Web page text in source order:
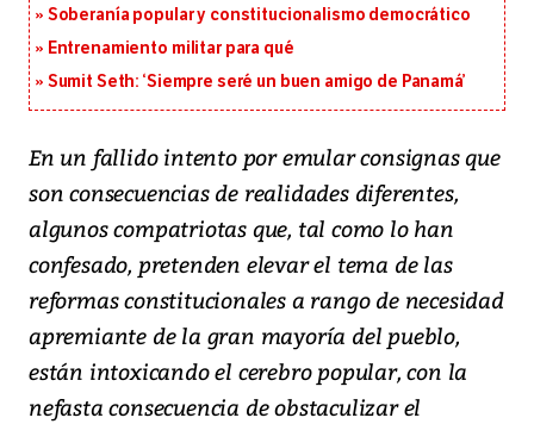
Soberanía popular y constitucionalismo democrático
Entrenamiento militar para qué
Sumit Seth: ‘Siempre seré un buen amigo de Panamá’
En un fallido intento por emular consignas que
son consecuencias de realidades diferentes,
algunos compatriotas que, tal como lo han
confesado, pretenden elevar el tema de las
reformas constitucionales a rango de necesidad
apremiante de la gran mayoría del pueblo,
están intoxicando el cerebro popular, con la
nefasta consecuencia de obstaculizar el